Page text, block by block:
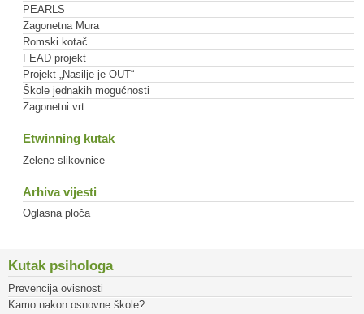
PEARLS
Zagonetna Mura
Romski kotač
FEAD projekt
Projekt „Nasilje je OUT“
Škole jednakih mogućnosti
Zagonetni vrt
Etwinning kutak
Zelene slikovnice
Arhiva vijesti
Oglasna ploča
Kutak psihologa
Prevencija ovisnosti
Kamo nakon osnovne škole?